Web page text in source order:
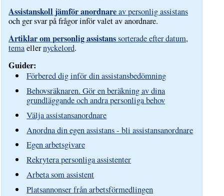
Assistanskoll jämför anordnareav personlig assistans
och ger svar på frågor inför valet av anordnare.
Artiklar om personlig assistanssorterade efter datum,
temaellernyckelord.
Guider:
Förbered dig inför din assistansbedömning
Behovsräknaren. Gör en beräkning av dina
grundläggande och andra personliga behov
Välja assistansanordnare
Anordna din egen assistans - bli assistansanordnare
Egen arbetsgivare
Rekrytera personliga assistenter
Arbeta som assistent
Platsannonser från arbetsförmedlingen